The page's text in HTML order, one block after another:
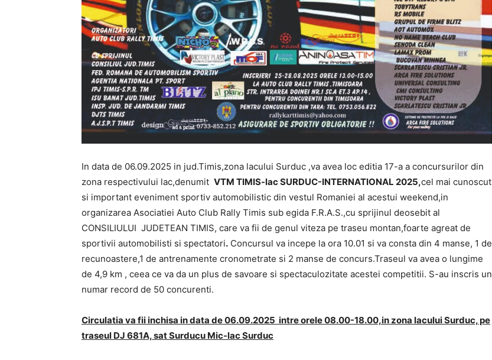
In data de 06.09.2025 in jud.Timis,zona lacului Surduc ,va avea loc editia 17-a a concursurilor din
zona respectivului lac,denumit VTM TIMIS-lac SURDUC-INTERNATIONAL 2025,cel mai cunoscut
si important eveniment sportiv automobilistic din vestul Romaniei al acestui weekend,in
organizarea Asociatiei Auto Club Rally Timis sub egida F.R.A.S.,cu sprijinul deosebit al
CONSILIULUI JUDETEAN TIMIS, care va fii de genul viteza pe traseu montan,foarte agreat de
sportivii automobilisti si spectatori. Concursul va incepe la ora 10.01 si va consta din 4 manse, 1 de
recunoastere,1 de antrenamente cronometrate si 2 manse de concurs.Traseul va avea o lungime
de 4,9 km , ceea ce va da un plus de savoare si spectaculozitate acestei competitii. S-au inscris un
numar record de 50 concurenti.
Circulatia va fii inchisa in data de 06.09.2025 intre orele 08.00-18.00,in zona lacului Surduc, pe
traseul DJ 681A, sat Surducu Mic-lac Surduc